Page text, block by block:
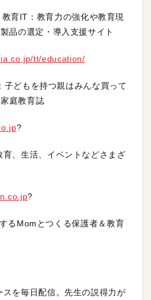
育IT：教育力の強化や教育現
品の選定・導入支援サイト
tt/education/
子どもを持つ親はみんな買って
庭教育誌
?
育、生活、イベントなどさまざ
?
るMomとつくる保護者＆教育
スを毎日配信。先生の説得力が